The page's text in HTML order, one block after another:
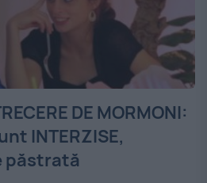
DE MORMONI:
INTERZISE,
păstrată